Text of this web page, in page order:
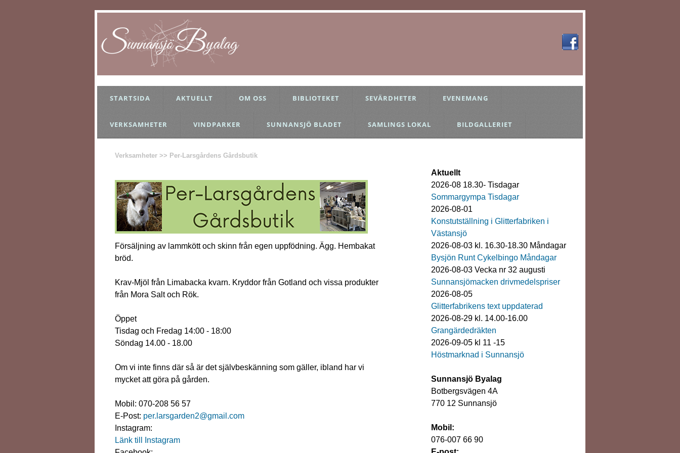
STARTSIDA AKTUELLT OM OSS BIBLIOTEKET SEVÄRDHETER EVENEMANG
VERKSAMHETER VINDPARKER SUNNANSJÖ BLADET SAMLINGS LOKAL BILDGALLERIET
Verksamheter >> Per-Larsgårdens Gårdsbutik
Försäljning av lammkött och skinn från egen uppfödning. Ägg. Hembakat
bröd.
Krav-Mjöl från Limabacka kvarn. Kryddor från Gotland och vissa produkter
från Mora Salt och Rök.
Öppet
Tisdag och Fredag 14:00 - 18:00
Söndag 14.00 - 18.00
Om vi inte finns där så är det självbeskänning som gäller, ibland har vi
mycket att göra på gården.
Mobil: 070-208 56 57
E-Post: per.larsgarden2@gmail.com
Instagram:
Länk till Instagram
Aktuellt
2026-08 18.30- Tisdagar
Sommargympa Tisdagar
2026-08-01
Konstutställning i Glitterfabriken i
Västansjö
2026-08-03 kl. 16.30-18.30 Måndagar
Bysjön Runt Cykelbingo Måndagar
2026-08-03 Vecka nr 32 augusti
Sunnansjömacken drivmedelspriser
2026-08-05
Glitterfabrikens text uppdaterad
2026-08-29 kl. 14.00-16.00
Grangärdedräkten
2026-09-05 kl 11 -15
Höstmarknad i Sunnansjö
Sunnansjö Byalag
Botbergsvägen 4A
770 12 Sunnansjö
Mobil:
076-007 66 90